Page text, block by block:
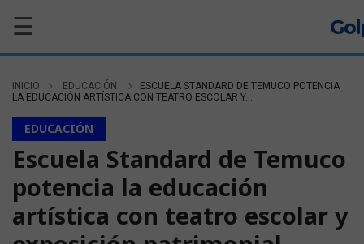
☰
INICIO EDUCACIÓN
ESCUELA STANDARD DE TEMUCO POTENCIA
LA EDUCACIÓN ARTÍSTICA CON TEATRO ESCOLAR Y...
EDUCACIÓN
Escuela Standard de Temuco
potencia la educación
artística con teatro escolar y